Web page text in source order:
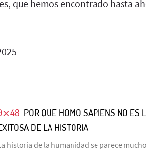
que hemos encontrado hasta
POR QUÉ HOMO SAPIENS NO ES
DE LA HISTORIA
historia de la humanidad se parece